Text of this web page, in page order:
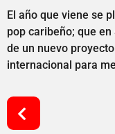
El año que viene se
pop caribeño; que
de un nuevo
internacional para
P
o